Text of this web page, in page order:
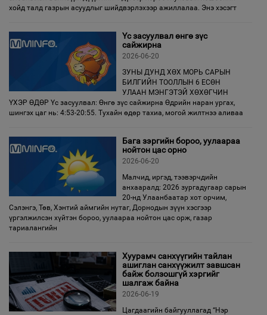
хойд талд газрын асуудлыг шийдвэрлэхээр ажиллалаа. Энэ хэсэгт
Үс засуулвал өнгө зүс
сайжирна
2026-06-20
ЗУНЫ ДУНД ХӨХ МОРЬ САРЫН
БИЛГИЙН ТООЛЛЫН 6 ЕСӨН
УЛААН МЭНГЭТЭЙ ХӨХӨГЧИН
ҮХЭР ӨДӨР Үс засуулвал: Өнгө зүс сайжирна Өдрийн наран ургах,
шингэх цаг нь: 4:53-20:55. Тухайн өдөр тахиа, могой жилтнээ аливаа
Бага зэргийн бороо, уулаараа
нойтон цас орно
2026-06-20
Малчид, иргэд, тээвэрчдийн
анхааралд: 2026 зургадугаар сарын
20-нд Улаанбаатар хот орчим,
Сэлэнгэ, Төв, Хэнтий аймгийн нутаг, Дорнодын зүүн хэсгээр
үргэлжилсэн хүйтэн бороо, уулаараа нойтон цас орж, газар
тариалангийн
Хуурамч санхүүгийн тайлан
ашиглан санхүүжилт завшсан
байж болзошгүй хэргийг
шалгаж байна
2026-06-19
Цагдаагийн байгууллагад “Нэр